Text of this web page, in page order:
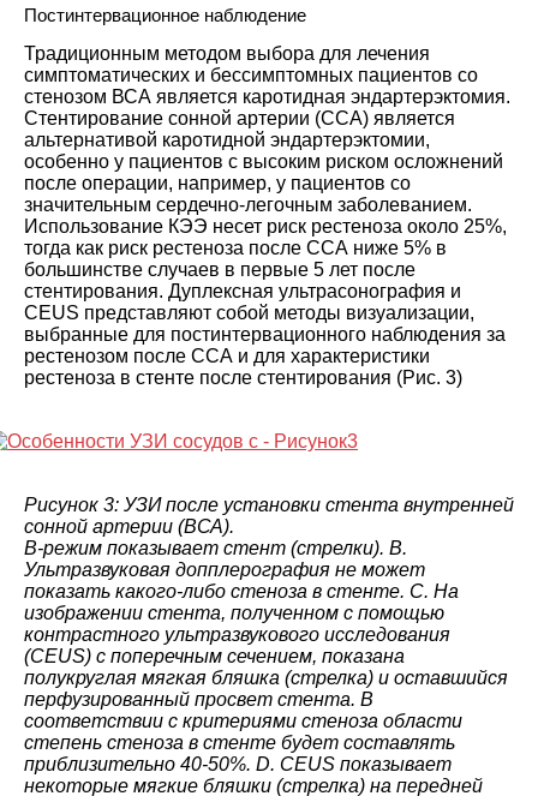
Постинтервационное наблюдение
Традиционным методом выбора для лечения
симптоматических и бессимптомных пациентов со
стенозом ВСА является каротидная эндартерэктомия.
Стентирование сонной артерии (CСА) является
альтернативой каротидной эндартерэктомии,
особенно у пациентов с высоким риском осложнений
после операции, например, у пациентов со
значительным сердечно-легочным заболеванием.
Использование КЭЭ несет риск рестеноза около 25%,
тогда как риск рестеноза после ССА ниже 5% в
большинстве случаев в первые 5 лет после
стентирования. Дуплексная ультрасонография и
CEUS представляют собой методы визуализации,
выбранные для постинтервационного наблюдения за
рестенозом после CСА и для характеристики
рестеноза в стенте после стентирования (Рис. 3)
Рисунок 3: УЗИ после установки стента внутренней
сонной артерии (ВСА).
B-режим показывает стент (стрелки). B.
Ультразвуковая допплерография не может
показать какого-либо стеноза в стенте. C. На
изображении стента, полученном с помощью
контрастного ультразвукового исследования
(CEUS) с поперечным сечением, показана
полукруглая мягкая бляшка (стрелка) и оставшийся
перфузированный просвет стента. В
соответствии с критериями стеноза области
степень стеноза в стенте будет составлять
приблизительно 40-50%. D. CEUS показывает
некоторые мягкие бляшки (стрелка) на передней